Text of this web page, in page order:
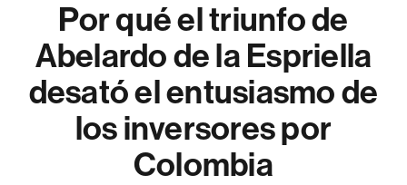
Por qué el triunfo de
Abelardo de la Espriella
desató el entusiasmo de
los inversores por
Colombia